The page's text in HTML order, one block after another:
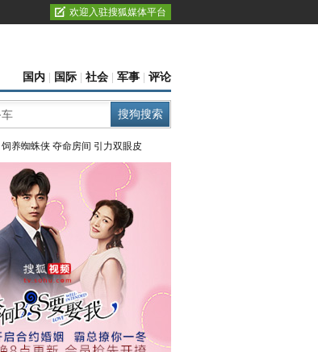
欢迎入驻搜狐媒体平台
国内 国际 社会 军事 评论
饲养蜘蛛侠 夺命房间 引力双眼皮